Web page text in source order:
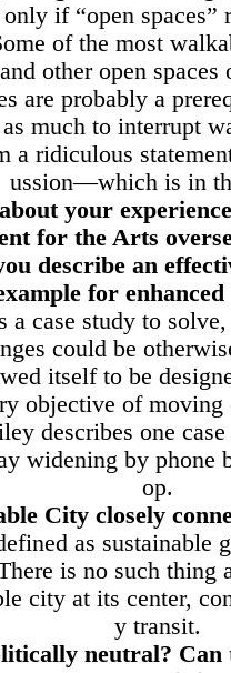
if “open
of the most
other open
are probably a
much to interrupt
a ridiculous
ussion—which is in
your
for the Arts
describe an
for
case study to
could be
itself to be
objective of moving
describes one
widening by phone
op.
City closely
as sustainable
is no such thing
city at its center,
y transit.
neutral?